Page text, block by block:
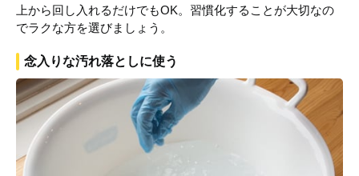
上から回し入れるだけでもOK。習慣化することが大切なの
でラクな方を選びましょう。
念入りな汚れ落としに使う